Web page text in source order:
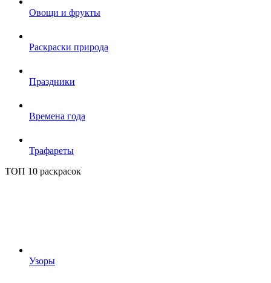
Овощи и фрукты
Раскраски природа
Праздники
Времена года
Трафареты
ТОП 10 раскрасок
Узоры